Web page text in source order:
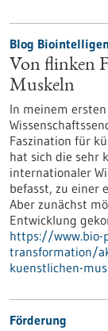
Blog
Von flinken
Muskeln
In meinem
Faszination für
hat sich die sehr
internationaler
befasst, zu einer
Aber zunächst
Entwicklung
https://www.bio-
transformation/
kuenstlichen-
Förderung